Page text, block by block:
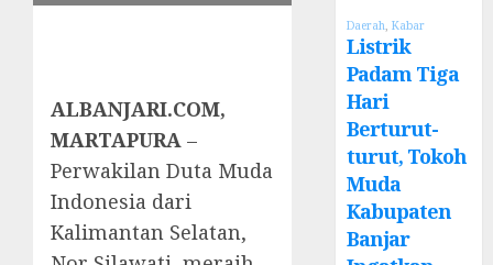
ALBANJARI.COM,
MARTAPURA –
Perwakilan Duta Muda
Indonesia dari
Kalimantan Selatan,
Daerah ,Kabar
Listrik
Padam Tiga
Hari
Berturut-
turut, Tokoh
Muda
Kabupaten
Banjar